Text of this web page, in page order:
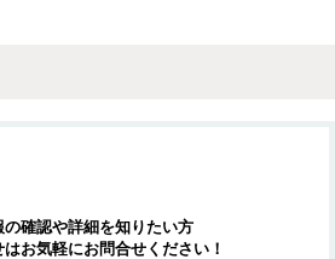
の確認や詳細を知りたい方
はお気軽にお問合せください！